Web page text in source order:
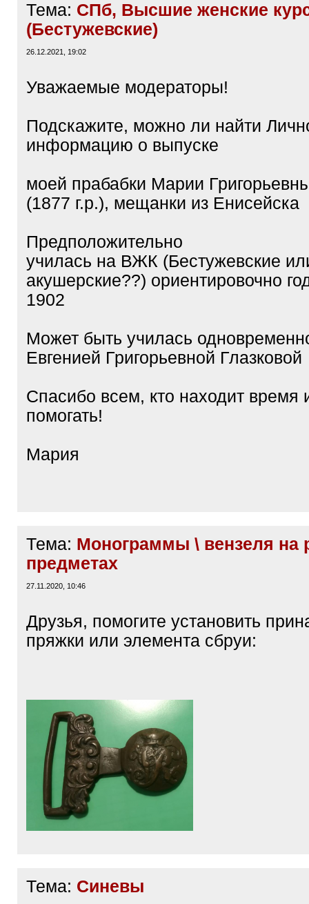
Тема: СПб, Высшие женские
(Бестужевские)
26.12.2021, 19:02
Уважаемые модераторы!
Подскажите, можно ли найти
информацию о выпуске
моей прабабки Марии
(1877 г.р.), мещанки из Енисейска
Предположительно
училась на ВЖК (Бестужевские
акушерские??) ориентировочно
1902
Может быть училась
Евгенией Григорьевной Глазковой
Спасибо всем, кто находит время
помогать!
Мария
Тема: Монограммы \ вензеля на
предметах
27.11.2020, 10:46
Друзья, помогите установить
пряжки или элемента сбруи:
Тема: Синевы